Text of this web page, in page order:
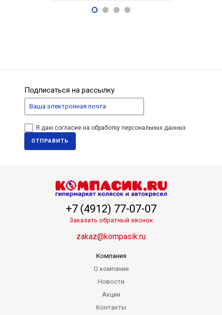
68 700 Р
Подписаться на рассылку
Я даю согласие на обработку персональных данных
ОТПРАВИТЬ
+7 (4912) 77-07-07
Заказать обратный звонок
zakaz@kompasik.ru
Компания
О компании
Новости
Акции
Контакты